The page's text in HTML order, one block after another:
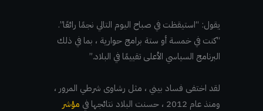
يقول: “استيقظت في صباح اليوم التالي نجمًا رائعًا”.
“كنت في خمسة أو ستة برامج حوارية ، بما في ذلك
البرنامج السياسي الأعلى تقييمًا في البلاد.”
لقد اختفى فساد بيني ، مثل رشاوى شرطي المرور ،
ومنذ عام 2012 ، حسنت البلاد نتائجها في
مؤشر